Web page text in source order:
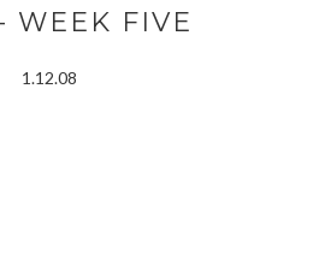
WEEK FIVE
1.12.08